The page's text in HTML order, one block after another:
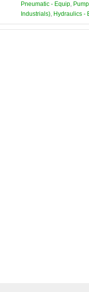
Pneumatic - Equip,
Industrials), Hydraulics -